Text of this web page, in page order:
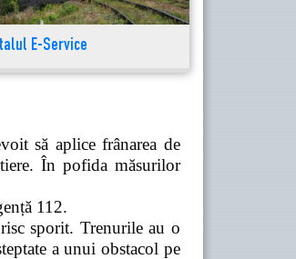
E-Service
să aplice frânarea de
În pofida măsurilor
112.
sporit. Trenurile au o
a unui obstacol pe